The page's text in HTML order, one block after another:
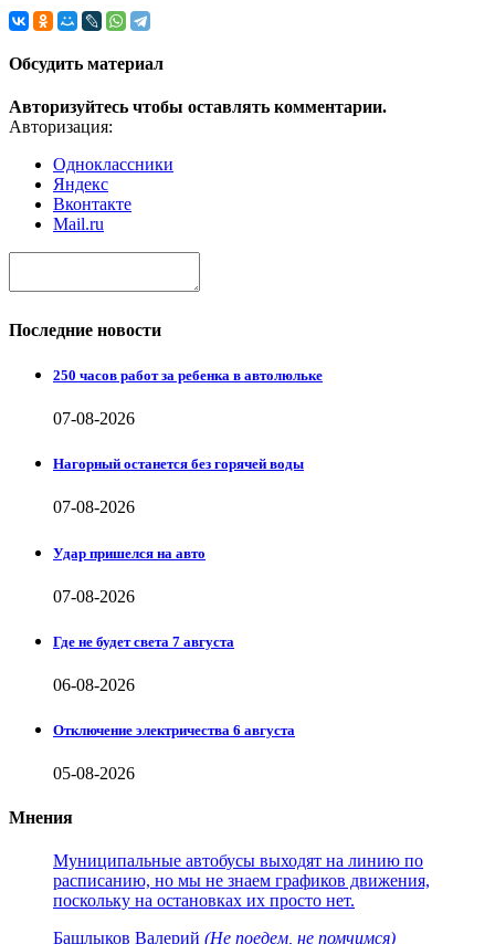
Обсудить материал
Авторизуйтесь чтобы оставлять комментарии.
Авторизация:
Одноклассники
Яндекс
Вконтакте
Mail.ru
Последние новости
250 часов работ за ребенка в автолюльке
07-08-2026
Нагорный останется без горячей воды
07-08-2026
Удар пришелся на авто
07-08-2026
Где не будет света 7 августа
06-08-2026
Отключение электричества 6 августа
05-08-2026
Мнения
Муниципальные автобусы выходят на линию по
расписанию, но мы не знаем графиков движения,
поскольку на остановках их просто нет.
Башлыков Валерий (Не поедем, не помчимся)